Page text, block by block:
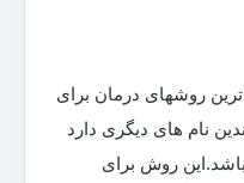
روشهای درمان برای
نام های دیگری دارد
روش برای